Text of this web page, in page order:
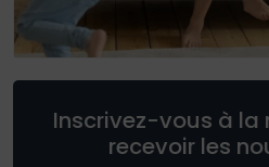
Inscrivez-vous à la
recevoir les